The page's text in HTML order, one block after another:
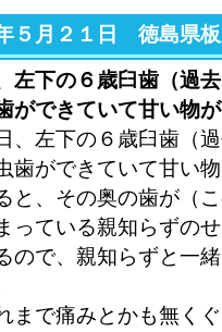
５月２１日 徳島県
左下の６歳臼歯（過
ができていて甘い物
、左下の６歳臼歯（
歯ができていて甘い
と、その奥の歯が（
っている親知らずの
ので、親知らずと一
まで痛みとかも無く